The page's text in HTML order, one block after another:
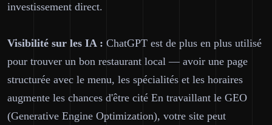
investissement direct.
Visibilité sur les IA : ChatGPT est de plus en plus utilisé
pour trouver un bon restaurant local — avoir une page
structurée avec le menu, les spécialités et les horaires
augmente les chances d'être cité En travaillant le GEO
(Generative Engine Optimization), votre site peut